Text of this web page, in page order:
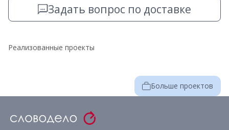
Задать вопрос по доставке
Реализованные проекты
Больше проектов